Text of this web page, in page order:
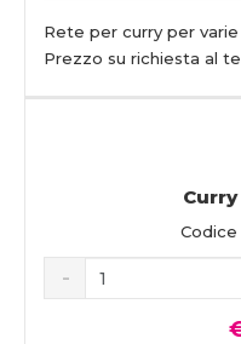
Rete per curry per
Prezzo su richiesta al